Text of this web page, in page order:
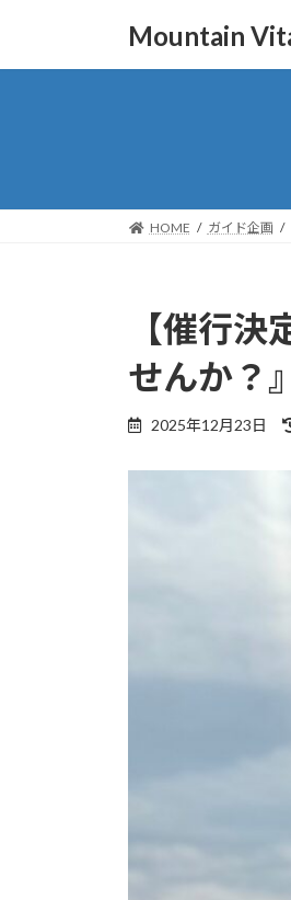
テ
ゲ
Mountain
HOME ガイド企画
【催行
せんか？』
2025年12月23日